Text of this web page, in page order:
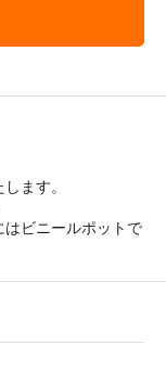
ます。
はビニールポットで